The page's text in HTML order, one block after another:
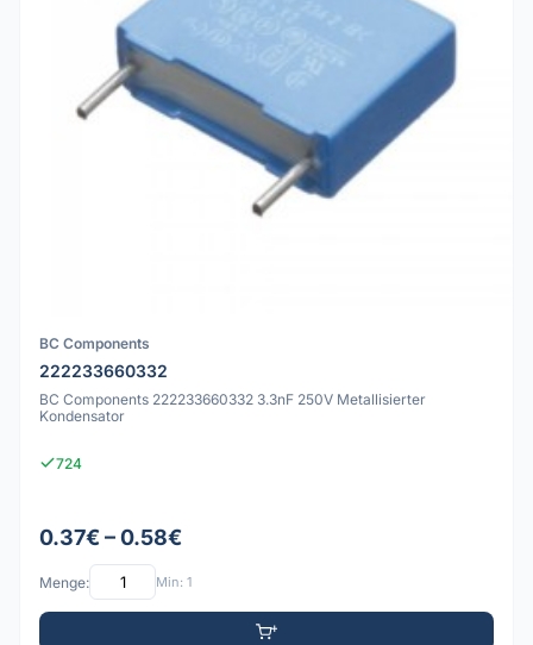
BC Components
222233660332
BC Components 222233660332 3.3nF 250V Metallisierter
Kondensator
724
0.37€ – 0.58€
Menge: Min: 1